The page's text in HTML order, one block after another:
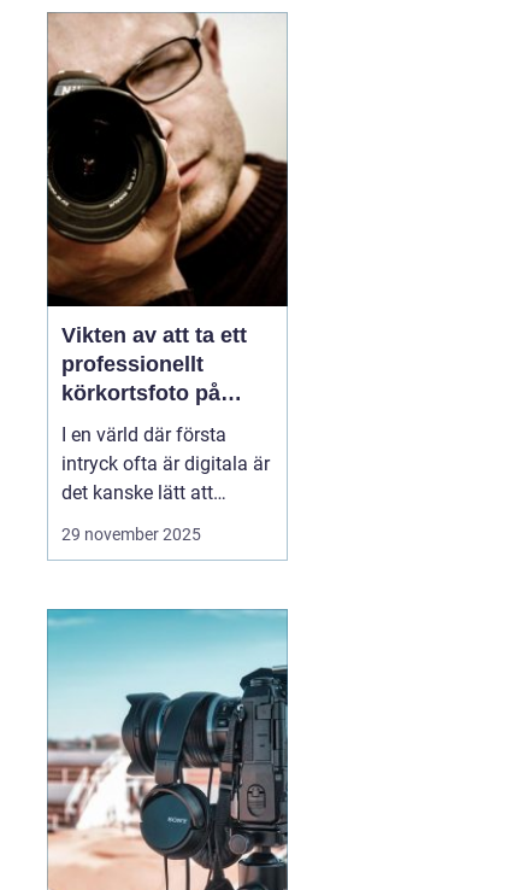
galleriutställning eller
bland hundratals namn i
en webbutik. När blicken
väl fastnar st...
Vikten av att ta ett
professionellt
körkortsfoto på
Östermalm
I en värld där första
intryck ofta är digitala är
det kanske lätt att
glömma bort vikten av
en viktig del av vår
identitet. Ett k&o...
29 november 2025